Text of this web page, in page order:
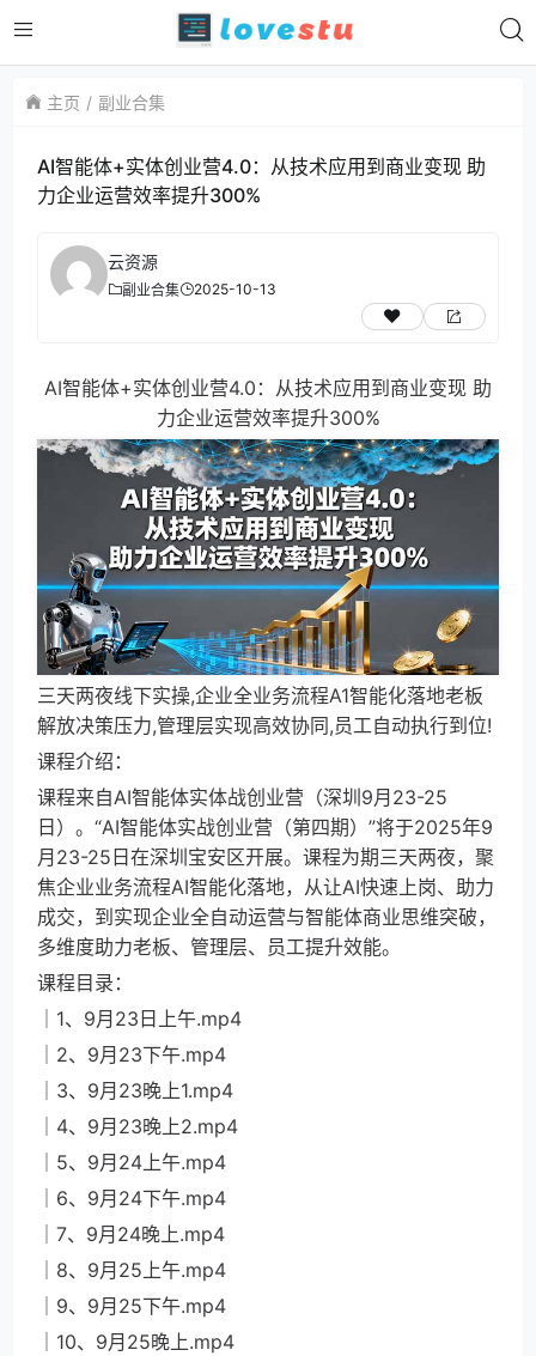
主页 副业合集
AI智能体+实体创业营4.0：从技术应用到商业变现 助
力企业运营效率提升300%
云资源
副业合集 2025-10-13
AI智能体+实体创业营4.0：从技术应用到商业变现 助
力企业运营效率提升300%
三天两夜线下实操,企业全业务流程A1智能化落地老板
解放决策压力,管理层实现高效协同,员工自动执行到位!
课程介绍：
课程来自AI智能体实体战创业营（深圳9月23-25
日）。“AI智能体实战创业营（第四期）”将于2025年9
月23-25日在深圳宝安区开展。课程为期三天两夜，聚
焦企业业务流程AI智能化落地，从让AI快速上岗、助力
成交，到实现企业全自动运营与智能体商业思维突破，
多维度助力老板、管理层、员工提升效能。
课程目录：
│1、9月23日上午.mp4
│2、9月23下午.mp4
│3、9月23晚上1.mp4
│4、9月23晚上2.mp4
│5、9月24上午.mp4
│6、9月24下午.mp4
│7、9月24晚上.mp4
│8、9月25上午.mp4
│9、9月25下午.mp4
│10、9月25晚上.mp4